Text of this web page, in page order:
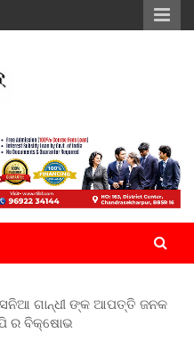
ଗାନ୍ଧୀ ଙ୍କ ଆପତ୍ତି ଜନକ
ର ବିକ୍ଷୋଭ